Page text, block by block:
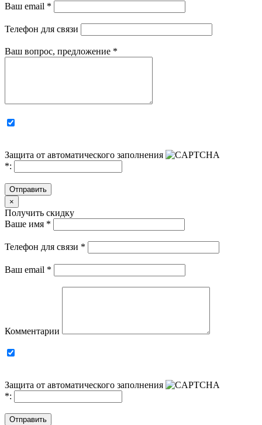
Ваш email *
Телефон для связи
Ваш вопрос, предложение *
Защита от автоматического заполнения
*:
Отправить
×
Получить скидку
Ваше имя *
Телефон для связи *
Ваш email *
Комментарии
Защита от автоматического заполнения
*:
Отправить